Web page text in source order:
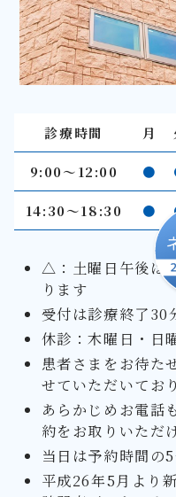
診療時間 月
9:00〜12:00 ●
14:30～18:30 ●
△：土曜日午後は
ります
受付は診療終了30
休診：木曜日・日
患者さまをお待た
せていただいてお
あらかじめお電話
約をお取りいただ
当日は予約時間の
平成26年5月より